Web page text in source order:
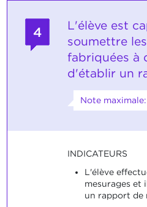
4
L'élève est
soumettre
fabriquées à
d'établir un
Note
INDICATEURS
L'élève
mesurages et
un rapport de